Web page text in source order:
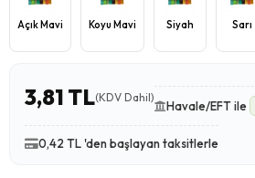
Açık Mavi Koyu Mavi Siyah Sarı
3,81 TL(KDV Dahil)
Havale/EFT ile
0,42 TL 'den başlayan taksitlerle